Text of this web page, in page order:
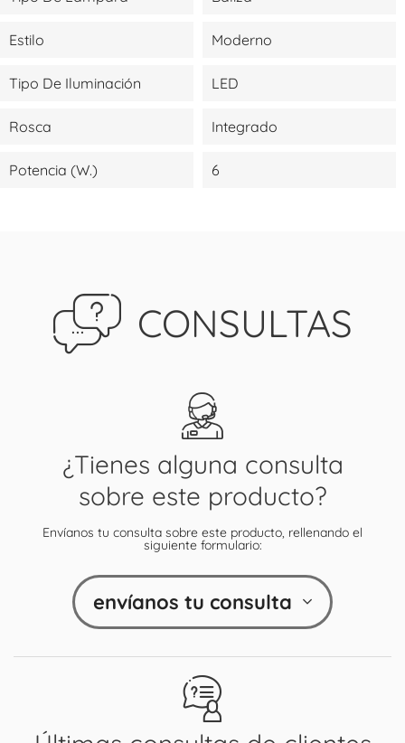
Estilo Moderno
Tipo De Iluminación LED
Rosca Integrado
Potencia (W.) 6
CONSULTAS
¿Tienes alguna consulta
sobre este producto?
Envíanos tu consulta sobre este producto, rellenando el
siguiente formulario:
envíanos tu consulta